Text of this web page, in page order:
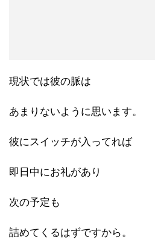
現状では彼の脈は
あまりないように思います。
彼にスイッチが入ってれば
即日中にお礼があり
次の予定も
詰めてくるはずですから。